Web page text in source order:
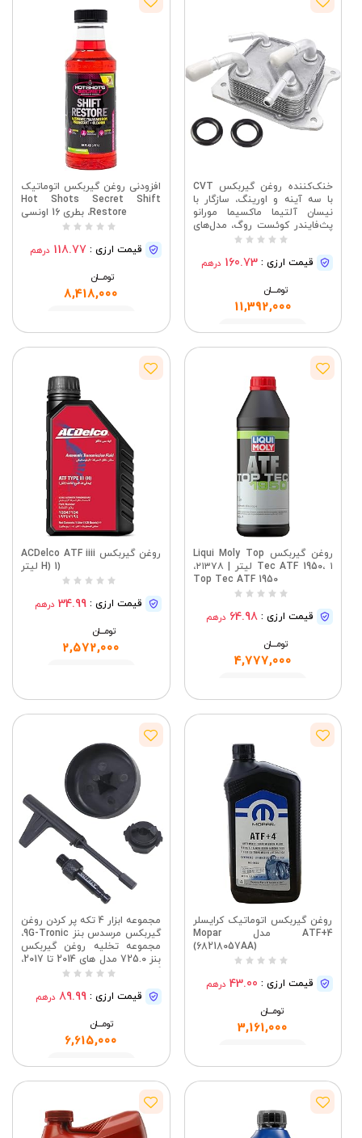
خنک‌کننده روغن گیربکس CVT
با سه آینه و اورینگ، سازگار با
نیسان آلتیما ماکسیما مورانو
پث‌فایندر کوئست روگ، مدل‌های
قیمت ارزی : 160.73 درهم
تومــــــان
11,392,000
مشاهده
افزودنی روغن گیربکس اتوماتیک
Hot Shots Secret Shift
Restore، بطری 16 اونسی
قیمت ارزی : 118.77 درهم
تومــــــان
8,418,000
روغن گیربکس Liqui Moly Top
Tec ATF 1950، ۱ لیتر | ۲۱۳۷۸،
Top Tec ATF 1950
قیمت ارزی : 64.98 درهم
تومــــــان
4,777,000
روغن گیربکس ACDelco ATF iiii
(H) 1 لیتر
قیمت ارزی : 34.99 درهم
تومــــــان
2,572,000
روغن گیربکس اتوماتیک کرایسلر
ATF+4 مدل Mopar
(68218057AA)
قیمت ارزی : 43.00 درهم
تومــــــان
3,161,000
مجموعه ابزار 4 تکه پر کردن روغن
گیربکس مرسدس بنز 9G-Tronic،
مجموعه تخلیه روغن گیربکس
بنز 725.0 مدل های 2014 تا 2017،
قیمت ارزی : 89.99 درهم
تومــــــان
6,615,000
مشاهده